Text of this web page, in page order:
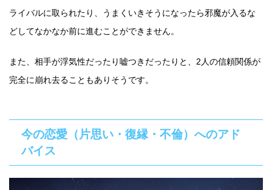
ライバルに取られたり、うまくいきそうになったら邪魔が入るな
どしてなかなか前に進むことができません。
また、相手が浮気性だったり嘘つきだったりと、2人の信頼関係が
完全に崩れ去ることもありそうです。
今の恋愛（片思い・復縁・不倫）へのアド
バイス